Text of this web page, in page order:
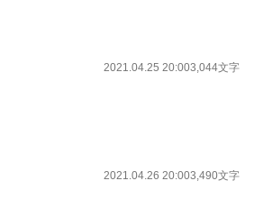
2021.04.25 20:003,044文字
2021.04.26 20:003,490文字